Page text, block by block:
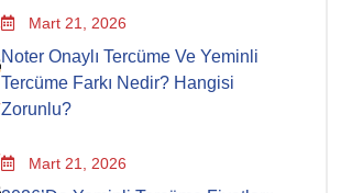
Mart 21, 2026
Noter Onaylı Tercüme Ve Yeminli
Tercüme Farkı Nedir? Hangisi
Zorunlu?
Mart 21, 2026